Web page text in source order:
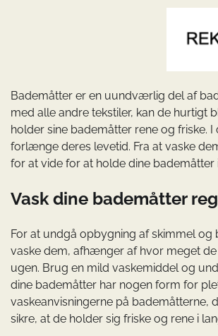
Bademåtter er en uundværlig del af
med alle andre tekstiler, kan de hurtigt
holder sine bademåtter rene og friske.
forlænge deres levetid. Fra at vaske
for at vide for at holde dine
Vask dine bademåtter
For at undgå opbygning af skimmel
vaske dem, afhænger af hvor meget
ugen. Brug en mild vaskemiddel og
dine bademåtter har nogen form for
vaskeanvisningerne på
sikre, at de holder sig friske og rene i